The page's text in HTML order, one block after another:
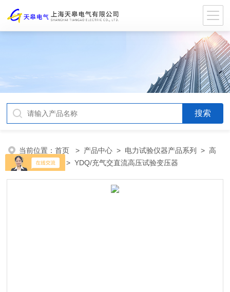
当前位置：首页 > 产品中心 > 电力试验仪器产品系列 >高
压试验变压器
> YDQ/充气交直流高压试验变压器